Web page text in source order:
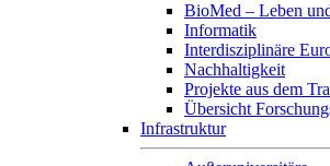
BioMed – Leben
Informatik
Interdisziplinäre
Nachhaltigkeit
Projekte aus dem
Übersicht
Infrastruktur